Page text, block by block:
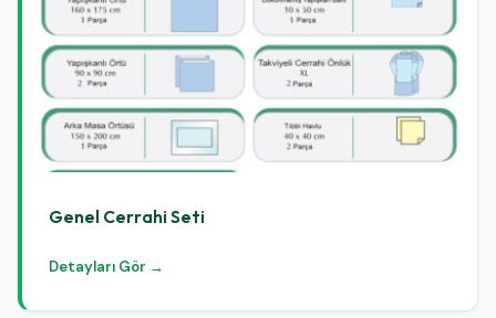
Genel Cerrahi Seti
Detayları Gör →